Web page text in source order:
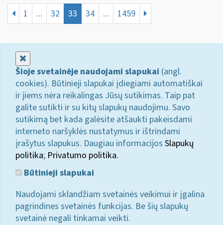
1 ... 32 33 34 ... 1459
Šioje svetainėje naudojami slapukai (angl.
cookies). Būtinieji slapukai įdiegiami automatiškai
ir jiems nėra reikalingas Jūsų sutikimas. Taip pat
galite sutikti ir su kitų slapukų naudojimu. Savo
sutikimą bet kada galėsite atšaukti pakeisdami
interneto naršyklės nustatymus ir ištrindami
įrašytus slapukus. Daugiau informacijos Slapukų
politika; Privatumo politika.
Būtinieji slapukai
Naudojami sklandžiam svetainės veikimui ir įgalina
pagrindines svetainės funkcijas. Be šių slapukų
svetainė negali tinkamai veikti.